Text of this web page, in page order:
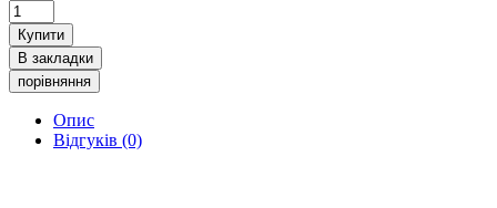
Купити
В закладки
порівняння
Опис
Відгуків (0)